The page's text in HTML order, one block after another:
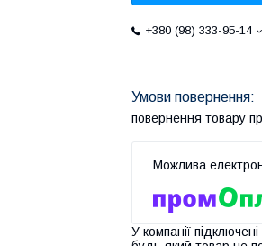
+380 (98) 333-95-14
повернення товару
У компанії